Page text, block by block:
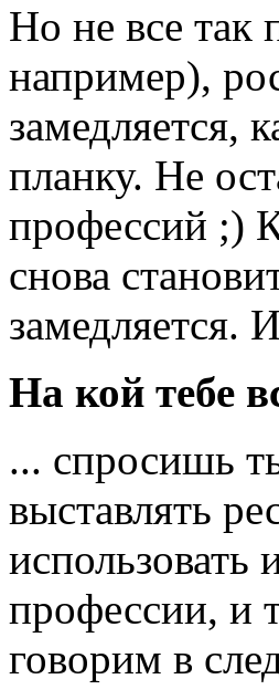
Но не все так
например),
замедляется,
планку. Не
профессий ;)
снова
замедляется.
На кой тебе
... спросишь
выставлять
использовать
профессии, и
говорим в